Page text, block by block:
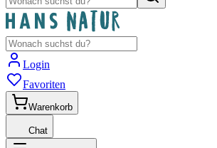
Login
Favoriten
Warenkorb
Chat